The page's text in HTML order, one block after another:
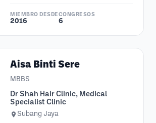
MIEMBRO DESDE
2016
CONGRESOS
6
Aisa Binti Sere
MBBS
Dr Shah Hair Clinic, Medical
Specialist Clinic
Subang Jaya